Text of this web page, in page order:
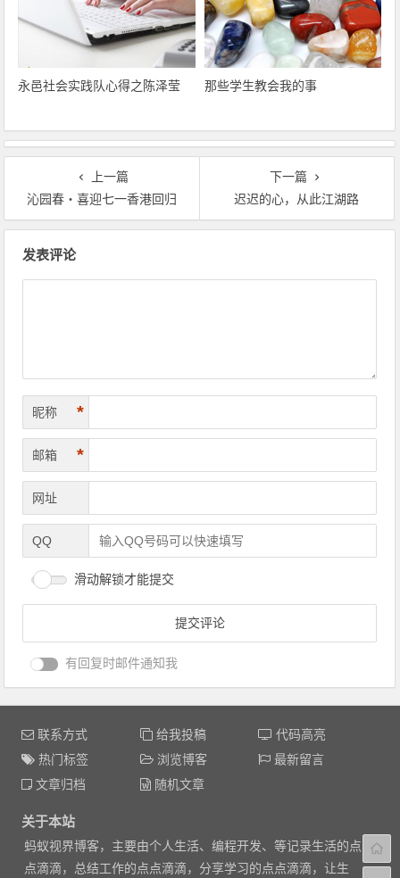
永邑社会实践队心得之陈泽莹 那些学生教会我的事
上一篇
沁园春・喜迎七一香港回归
下一篇
迟迟的心，从此江湖路
发表评论
昵称 *
邮箱 *
网址
QQ
滑动解锁才能提交
有回复时邮件通知我
联系方式 给我投稿
代码高亮
热门标签
浏览博客
最新留言
文章归档
随机文章
关于本站
蚂蚁视界博客，主要由个人生活、编程开发、等记录生活的点
点滴滴，总结工作的点点滴滴，分享学习的点点滴滴，让生